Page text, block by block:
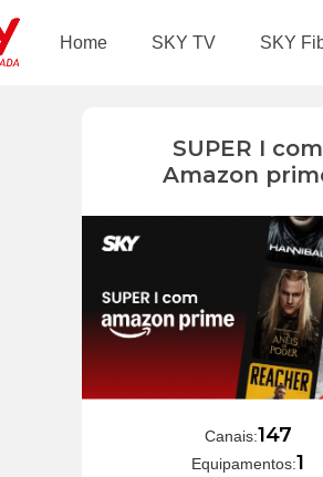
Home SKY TV SKY
SUPER I com
Amazon
Canais:147
Equipamentos:1